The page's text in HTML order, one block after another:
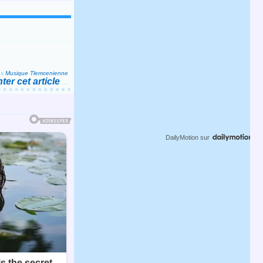
Musique Tlemcenienne
cet article
DailyMotion sur